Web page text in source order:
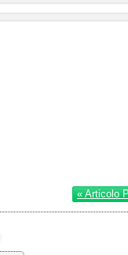
« Articolo